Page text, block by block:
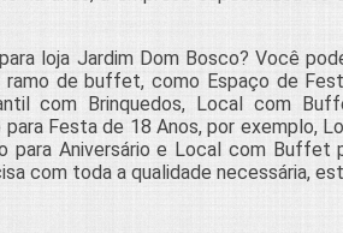
loja Jardim Dom Bosco? Você
de buffet, como Espaço de
com Brinquedos, Local com
para Festa de 18 Anos, por exemplo,
para Aniversário e Local com Buffet
com toda a qualidade necessária,